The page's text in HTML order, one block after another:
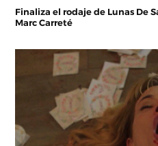
Finaliza el rodaje de Lunas De
Marc Carreté